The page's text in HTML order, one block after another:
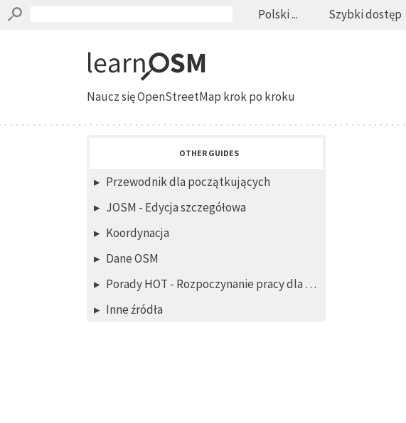
Polski ... Szybki dostęp
Naucz się OpenStreetMap krok po kroku
OTHER GUIDES
Przewodnik dla początkujących
JOSM - Edycja szczegółowa
Koordynacja
Dane OSM
Porady HOT - Rozpoczynanie pracy dla nowych maperów - edytor iD
Inne źródła